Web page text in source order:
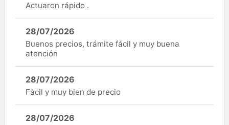
Actuaron rápido .
28/07/2026
Buenos precios, trámite fácil y muy buena
atención
28/07/2026
Fàcil y muy bien de precio
28/07/2026